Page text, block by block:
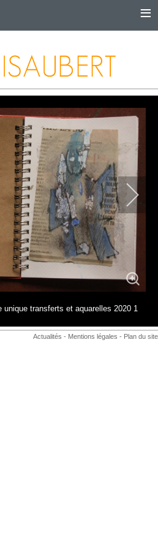
unique transferts et aquarelles 2020 1
Actualités - Mentions légales - Plan du site
≡